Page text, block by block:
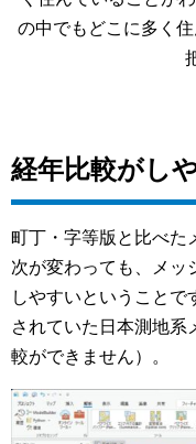
の中でもどこに多く
経年比較がし
町丁・字等版と比べた
次が変わっても、メッ
しやすいということで
されていた日本測地系
較ができません）。